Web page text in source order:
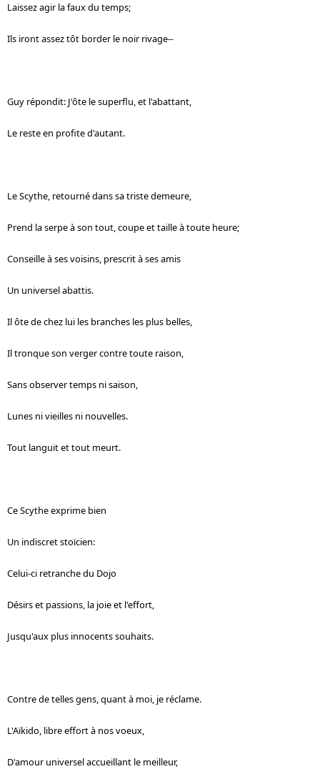
Laissez agir la faux du temps;
Ils iront assez tôt border le noir rivage--
Guy répondit: J'ôte le superflu, et l'abattant,
Le reste en profite d'autant.
Le Scythe, retourné dans sa triste demeure,
Prend la serpe à son tout, coupe et taille à toute heure;
Conseille à ses voisins, prescrit à ses amis
Un universel abattis.
Il ôte de chez lui les branches les plus belles,
Il tronque son verger contre toute raison,
Sans observer temps ni saison,
Lunes ni vieilles ni nouvelles.
Tout languit et tout meurt.
Ce Scythe exprime bien
Un indiscret stoïcien:
Celui-ci retranche du Dojo
Désirs et passions, la joie et l'effort,
Jusqu'aux plus innocents souhaits.
Contre de telles gens, quant à moi, je réclame.
L'Aïkido, libre effort à nos voeux,
D'amour universel accueillant le meilleur,